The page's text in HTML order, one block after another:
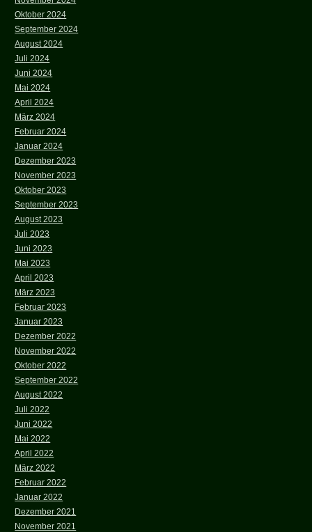
Oktober 2024
September 2024
August 2024
Juli 2024
Juni 2024
Mai 2024
April 2024
März 2024
Februar 2024
Januar 2024
Dezember 2023
November 2023
Oktober 2023
September 2023
August 2023
Juli 2023
Juni 2023
Mai 2023
April 2023
März 2023
Februar 2023
Januar 2023
Dezember 2022
November 2022
Oktober 2022
September 2022
August 2022
Juli 2022
Juni 2022
Mai 2022
April 2022
März 2022
Februar 2022
Januar 2022
Dezember 2021
November 2021